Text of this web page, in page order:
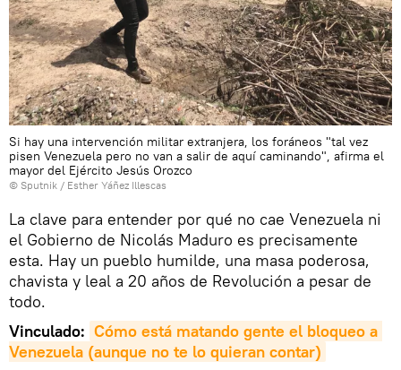
Si hay una intervención militar extranjera, los foráneos "tal vez
pisen Venezuela pero no van a salir de aquí caminando", afirma el
mayor del Ejército Jesús Orozco
© Sputnik / Esther Yáñez Illescas
La clave para entender por qué no cae Venezuela ni
el Gobierno de Nicolás Maduro es precisamente
esta. Hay un pueblo humilde, una masa poderosa,
chavista y leal a 20 años de Revolución a pesar de
todo.
Vinculado: Cómo está matando gente el bloqueo a
Venezuela (aunque no te lo quieran contar)